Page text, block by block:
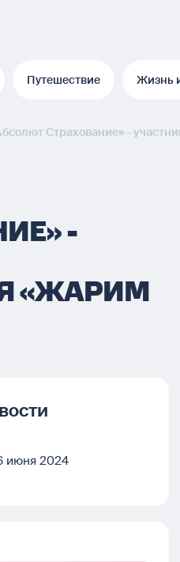
Путешествие Жизнь
Страхование» -
-
«ЖАРИМ
июня 2024